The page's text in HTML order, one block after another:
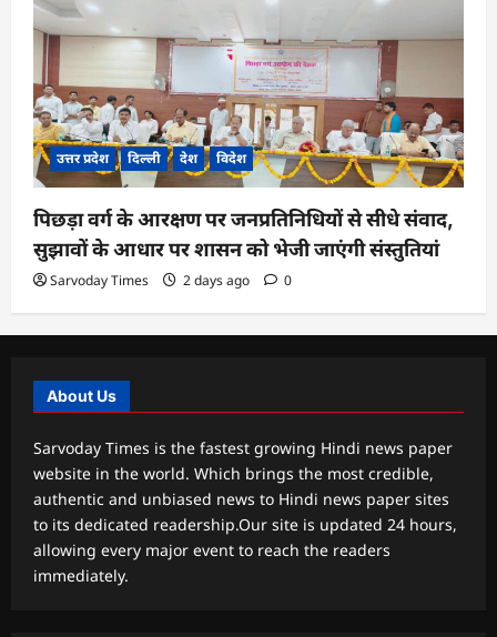
उत्तर प्रदेश दिल्ली देश विदेश
पिछड़ा वर्ग के आरक्षण पर जनप्रतिनिधियों से सीधे संवाद,
सुझावों के आधार पर शासन को भेजी जाएंगी संस्तुतियां
Sarvoday Times 2 days ago 0
About Us
Sarvoday Times is the fastest growing Hindi news paper
website in the world. Which brings the most credible,
authentic and unbiased news to Hindi news paper sites
to its dedicated readership.Our site is updated 24 hours,
allowing every major event to reach the readers
immediately.